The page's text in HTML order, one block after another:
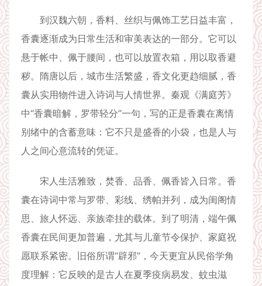
到汉魏六朝，香料、丝织与佩饰工艺日益丰富，
香囊逐渐成为日常生活和审美表达的一部分。它可以
悬于帐中、佩于腰间，也可以放置衣箱，用以取香避
秽。隋唐以后，城市生活繁盛，香文化更趋细腻，香
囊从实用物件进入诗词与人情世界。秦观《满庭芳》
中“香囊暗解，罗带轻分”一句，写的正是香囊在离情
别绪中的含蓄意味：它不只是盛香的小袋，也是人与
人之间心意流转的凭证。
宋人生活雅致，焚香、品香、佩香皆入日常。香
囊在诗词中常与罗带、彩线、绣帕并列，成为闺阁情
思、旅人怀远、亲族牵挂的载体。到了明清，端午佩
香囊在民间更加普遍，尤其与儿童节令保护、家庭祝
愿联系紧密。旧俗所谓“辟邪”，今天更宜从民俗学角
度理解：它反映的是古人在夏季疫病易发、蚊虫滋